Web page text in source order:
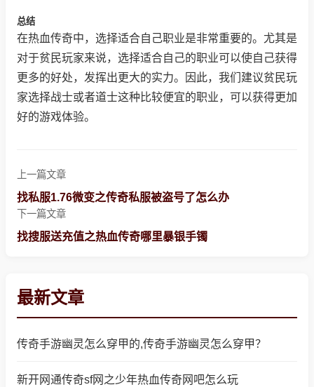
总结
在热血传奇中，选择适合自己职业是非常重要的。尤其是
对于贫民玩家来说，选择适合自己的职业可以使自己获得
更多的好处，发挥出更大的实力。因此，我们建议贫民玩
家选择战士或者道士这种比较便宜的职业，可以获得更加
好的游戏体验。
上一篇文章
找私服1.76微变之传奇私服被盗号了怎么办
下一篇文章
找搜服送充值之热血传奇哪里暴银手镯
最新文章
传奇手游幽灵怎么穿甲的,传奇手游幽灵怎么穿甲？
新开网通传奇sf网之少年热血传奇网吧怎么玩